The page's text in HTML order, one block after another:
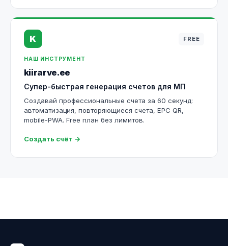
K FREE
НАШ ИНСТРУМЕНТ
kiirarve.ee
Супер-быстрая генерация счетов для МП
Создавай профессиональные счета за 60 секунд:
автоматизация, повторяющиеся счета, EPC QR,
mobile-PWA. Free план без лимитов.
Создать счёт →